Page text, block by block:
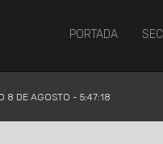
PORTADA
8 DE AGOSTO - 5:47:18